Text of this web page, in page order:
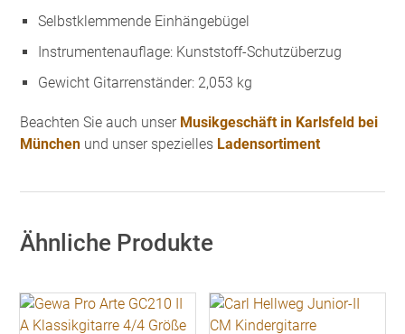
Selbstklemmende Einhängebügel
Instrumentenauflage: Kunststoff-Schutzüberzug
Gewicht Gitarrenständer: 2,053 kg
Beachten Sie auch unser Musikgeschäft in Karlsfeld bei
München und unser spezielles Ladensortiment
Ähnliche Produkte